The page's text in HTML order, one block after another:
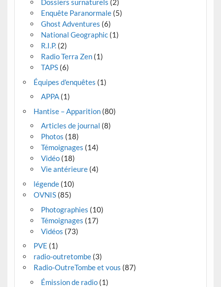
Dossiers surnaturels (2)
Enquête Paranormale(5)
Ghost Adventures (6)
National Geographic(1)
R.I.P.(2)
Radio Terra Zen(1)
TAPS(6)
Équipes d'enquêtes (1)
APPA(1)
Hantise – Apparition(80)
Articles de journal (8)
Photos (18)
Témoignages (14)
Vidéo(18)
Vie antérieure(4)
légende(10)
OVNIS(85)
Photographies (10)
Témoignages (17)
Vidéos (73)
PVE (1)
radio-outretombe(3)
Radio-OutreTombe et vous (87)
Émission de radio(1)